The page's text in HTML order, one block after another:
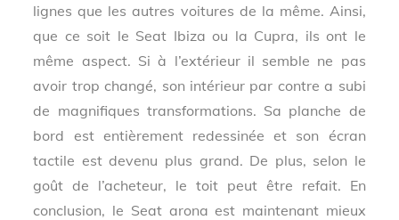
lignes que les autres voitures de la même. Ainsi,
que ce soit le Seat Ibiza ou la Cupra, ils ont le
même aspect. Si à l’extérieur il semble ne pas
avoir trop changé, son intérieur par contre a subi
de magnifiques transformations. Sa planche de
bord est entièrement redessinée et son écran
tactile est devenu plus grand. De plus, selon le
goût de l’acheteur, le toit peut être refait. En
conclusion, le Seat arona est maintenant mieux